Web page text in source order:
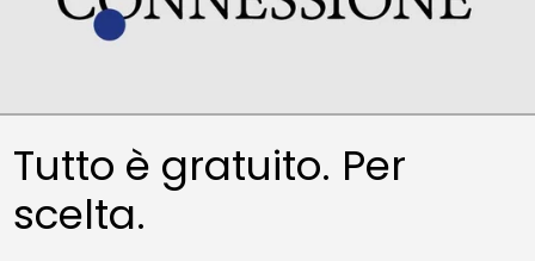
Tutto è gratuito. Per
scelta.